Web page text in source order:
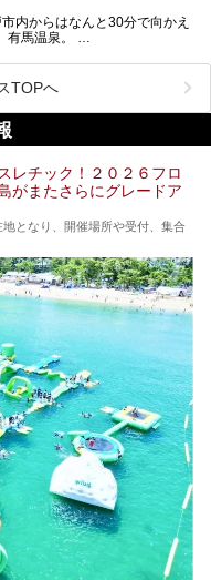
内からはなんと30分で向かえ
有馬温泉。
加え、人工のの炭酸泉まで楽し
いえる施設です。
その魅力の数々を紹介します！
TOPへ
レチック！２０２６フロ
がまたさらにグレードア
となり、開催場所や受付、集合